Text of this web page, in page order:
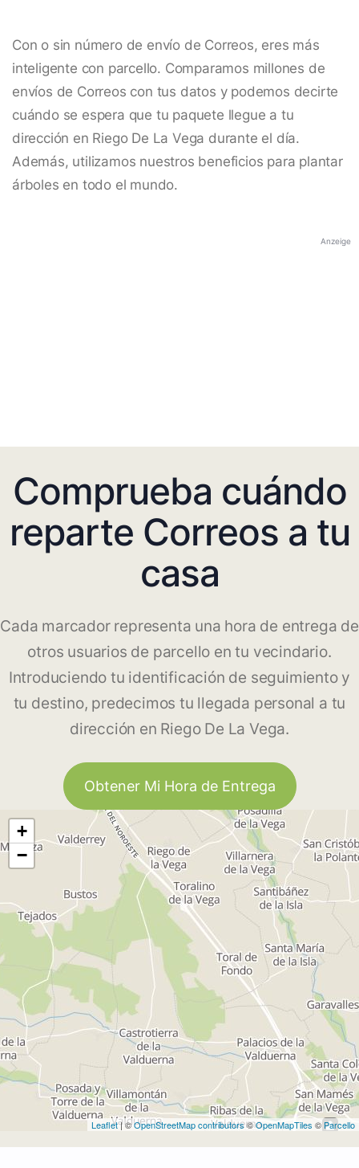
Con o sin número de envío de Correos, eres más
inteligente con parcello. Comparamos millones de
envíos de Correos con tus datos y podemos decirte
cuándo se espera que tu paquete llegue a tu
dirección en Riego De La Vega durante el día.
Además, utilizamos nuestros beneficios para plantar
árboles en todo el mundo.
Anzeige
Comprueba cuándo
reparte Correos a tu
casa
Cada marcador representa una hora de entrega de
otros usuarios de parcello en tu vecindario.
Introduciendo tu identificación de seguimiento y
tu destino, predecimos tu llegada personal a tu
dirección en Riego De La Vega.
Obtener Mi Hora de Entrega
+
−
Leaflet| ©OpenStreetMap contributors©OpenMapTiles © Parcello